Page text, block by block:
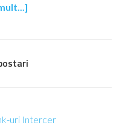
uri Intercer